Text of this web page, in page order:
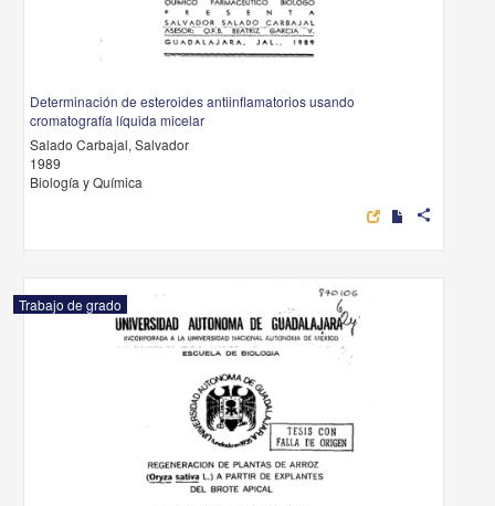
Determinación de esteroides antiinflamatorios usando
cromatografía líquida micelar
Salado Carbajal, Salvador
1989
Biología y Química
share
Trabajo de grado